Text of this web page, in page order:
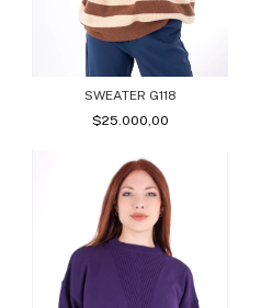
SWEATER G118
$25.000,00